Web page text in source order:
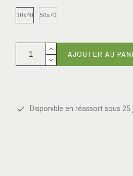
30x40 50x70
AJOUTER AU
Disponible en réassort sous